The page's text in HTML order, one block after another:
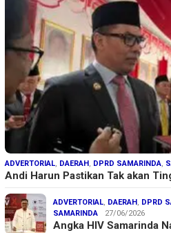
ADVERTORIAL, DAERAH , DPRD SAMARINDA,
Andi Harun Pastikan Tak akan
ADVERTORIAL, DAERAH , DPRD
SAMARINDA
27/06/2026
Angka HIV Samarinda